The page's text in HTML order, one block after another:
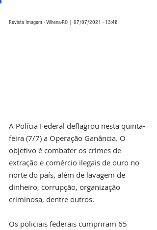
Revista Imagem - Vilhena-RO | 07/07/2021 - 13:48
A Polícia Federal deflagrou nesta quinta-
feira (7/7) a Operação Ganância. O
objetivo é combater os crimes de
extração e comércio ilegais de ouro no
norte do país, além de lavagem de
dinheiro, corrupção, organização
criminosa, dentre outros.
Os policiais federais cumpriram 65